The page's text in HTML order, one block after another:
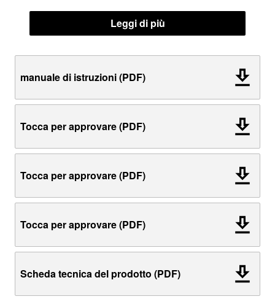
Leggi di più
manuale di istruzioni (PDF)
Tocca per approvare (PDF)
Tocca per approvare (PDF)
Tocca per approvare (PDF)
Scheda tecnica del prodotto (PDF)